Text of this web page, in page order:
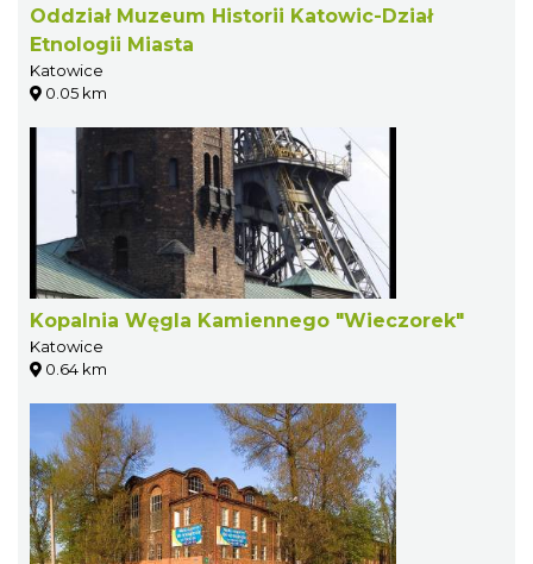
Oddział Muzeum Historii Katowic-Dział
Etnologii Miasta
Katowice
0.05 km
Kopalnia Węgla Kamiennego "Wieczorek"
Katowice
0.64 km